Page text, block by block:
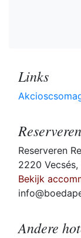
Links
Reserveren
Reserveren
2220
Bekijk
Andere